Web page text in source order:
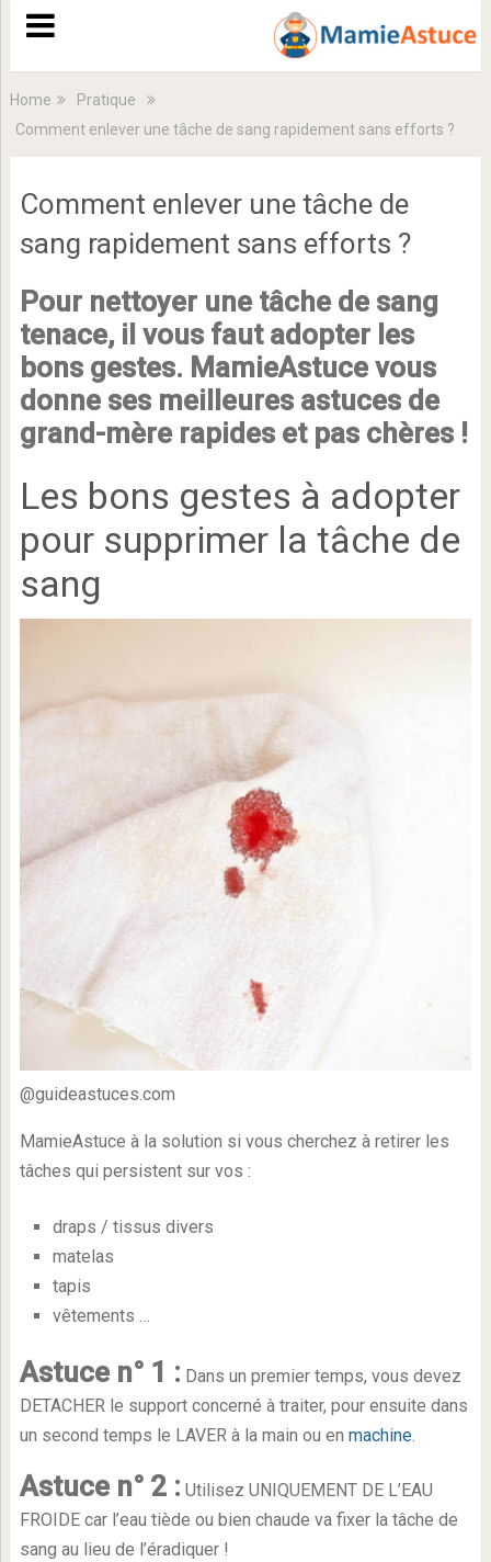
Home
Pratique
Comment enlever une tâche de sang rapidement sans efforts ?
Comment enlever une tâche de
sang rapidement sans efforts ?
Pour nettoyer une tâche de sang
tenace, il vous faut adopter les
bons gestes. MamieAstuce vous
donne ses meilleures astuces de
grand-mère rapides et pas chères !
Les bons gestes à adopter
pour supprimer la tâche de
sang
@guideastuces.com
MamieAstuce à la solution si vous cherchez à retirer les
tâches qui persistent sur vos :
draps / tissus divers
matelas
tapis
vêtements …
Astuce n° 1 : Dans un premier temps, vous devez
DETACHER le support concerné à traiter, pour ensuite dans
un second temps le LAVER à la main ou en machine.
Astuce n° 2 : Utilisez UNIQUEMENT DE L’EAU
FROIDE car l’eau tiède ou bien chaude va fixer la tâche de
sang au lieu de l’éradiquer !